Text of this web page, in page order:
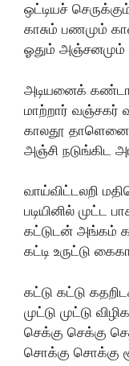
ஒட்டியச்
காசும் பணமும்
ஓதும் அஞ்சனமும்
அடியனைக்
மாற்றார் வஞ்சகர்
காலதூ
அஞ்சி நடுங்கிட
வாய்விட்டலறி
படியினில் முட்ட
கட்டுடன் அங்கம்
கட்டி உருட்டு
கட்டு கட்டு
முட்டு முட்டு
செக்கு செக்கு
சொக்கு சொக்கு